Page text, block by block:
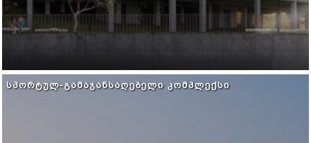
ᲡᲞᲝᲠᲢᲣᲚ-ᲒᲐᲛᲐᲯᲐᲜᲡᲐᲦᲔᲑᲔᲚᲘ ᲙᲝᲛᲞᲚᲔᲥᲡᲘ